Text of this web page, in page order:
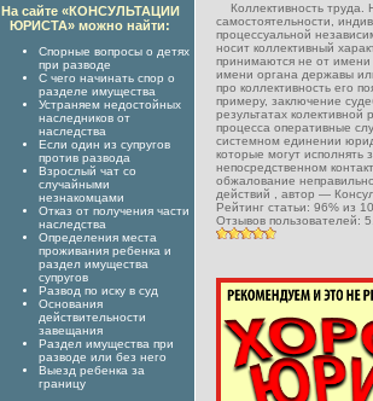
Коллективность труда.
самостоятельности,
процессуальной
носит коллективный
принимаются не от имени
имени органа державы
про коллективность его
примеру, заключение
результатах колективной
процесса оперативные
системном единении
которые могут исполнять
непосредственном
обжалование
действий
, автор —
Рейтинг статьи: 96% из
Отзывов пользователей: 5
На сайте «КОНСУЛЬТАЦИИ
ЮРИСТА» можно найти:
Спорные вопросы о детях
при разводе
С чего начинать спор о
разделе имущества
Устраняем недостойных
наследников от
наследства
Если один из супругов
против развода
Взрослый чат со
случайными
незнакомцами
Отказ от получения части
наследства
Определения места
проживания ребенка и
раздел имущества
супругов
Развод по иску в суд
Основания
действительности
завещания
Раздел имущества при
разводе или без него
Выезд ребенка за
границу